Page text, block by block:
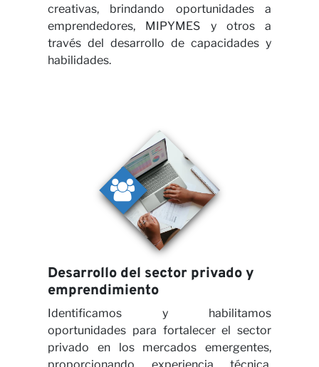
con
creativas, brindando oportunidades a
emprendedores, MIPYMES y otros a
través del desarrollo de capacidades y
habilidades.
Desarrollo del sector privado y
emprendimiento
Identificamos y habilitamos
oportunidades para fortalecer el sector
privado en los mercados emergentes,